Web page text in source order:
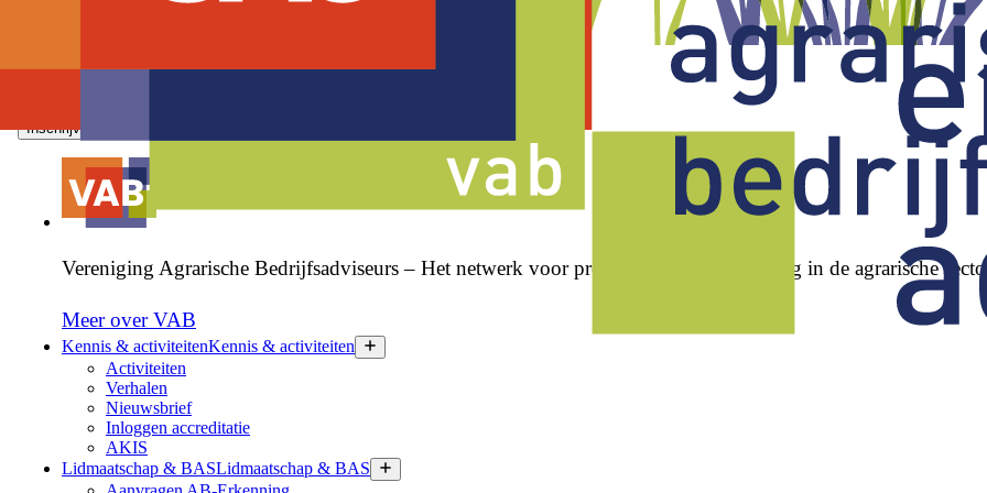
Inschrijven nieuwsbrief
Vereniging Agrarische Bedrijfsadviseurs – Het netwerk voor professionele ontwikkeling in de agrarische
Meer over VAB
Kennis & activiteitenKennis & activiteiten
Activiteiten
Verhalen
Nieuwsbrief
Inloggen accreditatie
AKIS
Lidmaatschap & BASLidmaatschap & BAS